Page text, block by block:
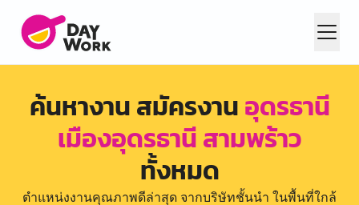
ค้นหางาน สมัครงานอุดรธานี
เมืองอุดรธานี สามพร้าว
ทั้งหมด
ตำแหน่งงานคุณภาพดีล่าสุด จากบริษัทชั้นนำ ในพื้นที่ใกล้